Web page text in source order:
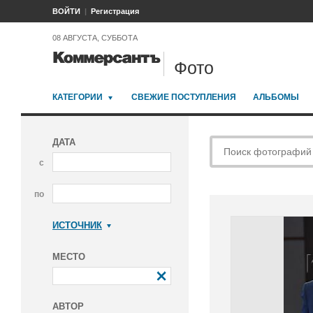
ВОЙТИ Регистрация
08 АВГУСТА, СУББОТА
Фото
КАТЕГОРИИ СВЕЖИЕ ПОСТУПЛЕНИЯ АЛЬБОМЫ
ДАТА
с
по
ИСТОЧНИК
МЕСТО
АВТОР